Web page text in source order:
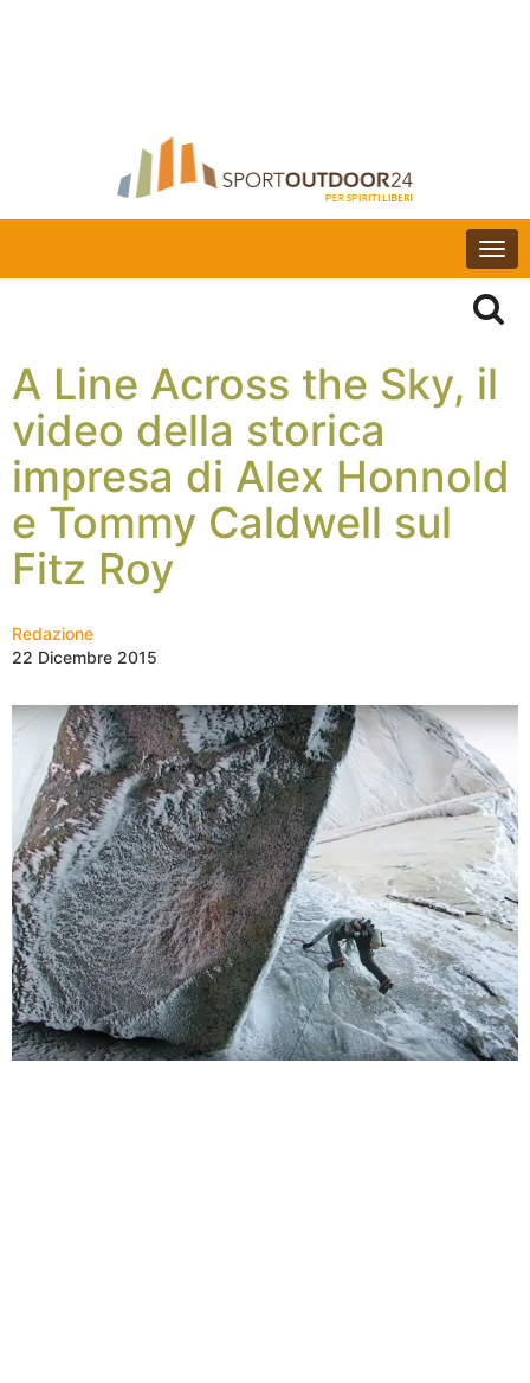
A Line Across the Sky, il
video della storica
impresa di Alex Honnold
e Tommy Caldwell sul
Fitz Roy
Redazione
22 Dicembre 2015